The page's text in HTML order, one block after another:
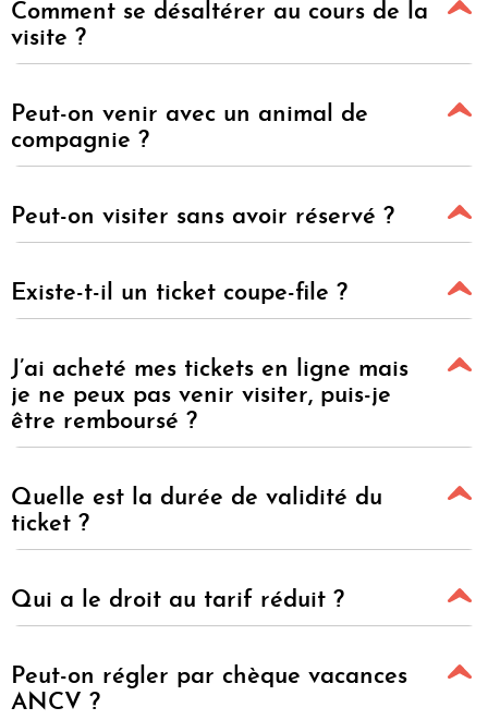
Comment se désaltérer au cours de la
visite ?
Peut-on venir avec un animal de
compagnie ?
Peut-on visiter sans avoir réservé ?
Existe-t-il un ticket coupe-file ?
J’ai acheté mes tickets en ligne mais
je ne peux pas venir visiter, puis-je
être remboursé ?
Quelle est la durée de validité du
ticket ?
Qui a le droit au tarif réduit ?
Peut-on régler par chèque vacances
ANCV ?